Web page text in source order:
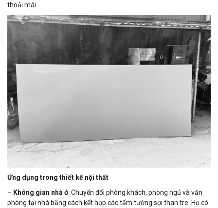
thoải mái.
Ứng dụng trong thiết kế nội thất
– Không gian nhà ở: Chuyển đổi phòng khách, phòng ngủ và văn
phòng tại nhà bằng cách kết hợp các tấm tường sợi than tre. Họ có